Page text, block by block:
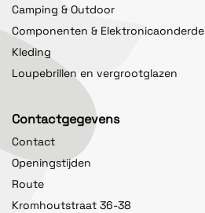
Camping & Outdoor
Componenten &
Kleding
Loupebrillen en vergrootglazen
Contactgegevens
Contact
Openingstijden
Route
Kromhoutstraat 36-38